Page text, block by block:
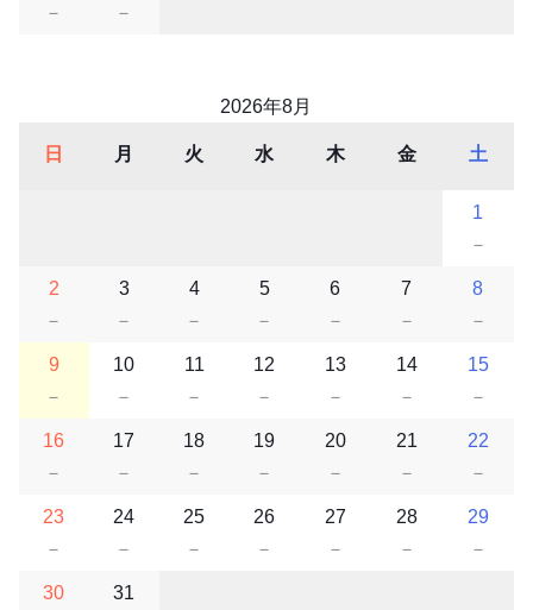
－
－
2026年8月
日 月 火 水 木 金 土
1
－
2
－
3
－
4
－
5
－
6
－
7
－
8
－
9
－
10
－
11
－
12
－
13
－
14
－
15
－
16
－
17
－
18
－
19
－
20
－
21
－
22
－
23
－
24
－
25
－
26
－
27
－
28
－
29
－
30
31